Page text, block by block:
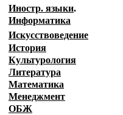
Иностр. языки.
Информатика
Искусствоведение
История
Культурология
Литература
Математика
Менеджмент
ОБЖ